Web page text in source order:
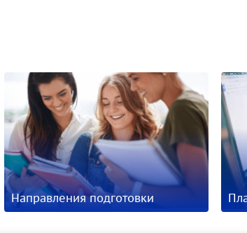
Направления подготовки